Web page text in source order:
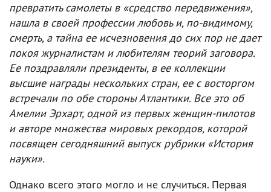
превратить самолеты в «средство передвижения»,
нашла в своей профессии любовь и, по-видимому,
смерть, а тайна ее исчезновения до сих пор не дает
покоя журналистам и любителям теорий заговора.
Ее поздравляли президенты, в ее коллекции
высшие награды нескольких стран, ее с восторгом
встречали по обе стороны Атлантики. Все это об
Амелии Эрхарт, одной из первых женщин-пилотов
и авторе множества мировых рекордов, которой
посвящен сегодняшний выпуск рубрики «История
науки».
Однако всего этого могло и не случиться. Первая